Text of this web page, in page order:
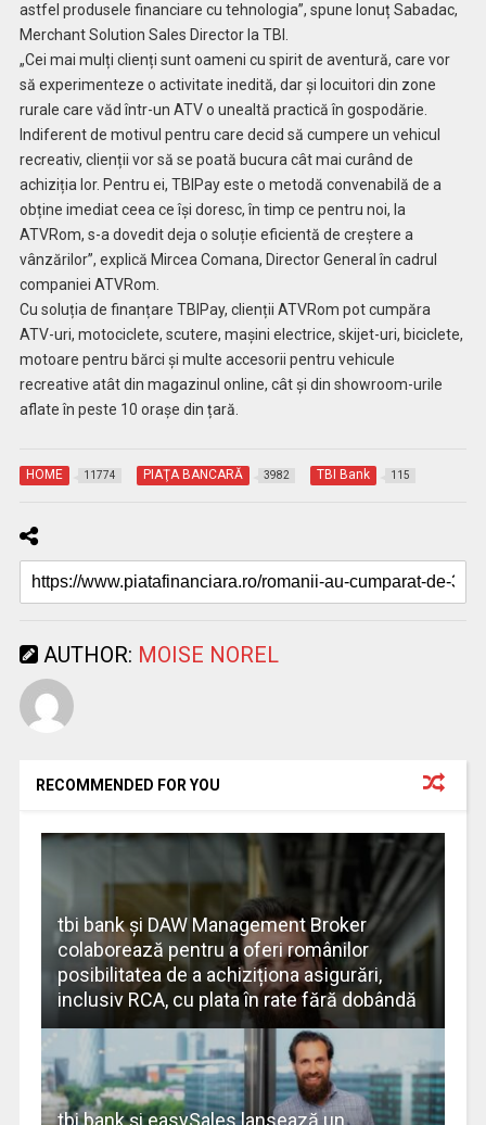
astfel produsele financiare cu tehnologia”, spune Ionuț Sabadac,
Merchant Solution Sales Director la TBI.
„Cei mai mulți clienți sunt oameni cu spirit de aventură, care vor
să experimenteze o activitate inedită, dar și locuitori din zone
rurale care văd într-un ATV o unealtă practică în gospodărie.
Indiferent de motivul pentru care decid să cumpere un vehicul
recreativ, clienții vor să se poată bucura cât mai curând de
achiziția lor. Pentru ei, TBIPay este o metodă convenabilă de a
obține imediat ceea ce își doresc, în timp ce pentru noi, la
ATVRom, s-a dovedit deja o soluție eficientă de creștere a
vânzărilor”, explică Mircea Comana, Director General în cadrul
companiei ATVRom.
Cu soluția de finanțare TBIPay, clienții ATVRom pot cumpăra
ATV-uri, motociclete, scutere, mașini electrice, skijet-uri, biciclete,
motoare pentru bărci și multe accesorii pentru vehicule
recreative atât din magazinul online, cât și din showroom-urile
aflate în peste 10 orașe din țară.
HOME 11774 PIAŢA BANCARĂ 3982 TBI Bank 115
AUTHOR: MOISE NOREL
RECOMMENDED FOR YOU
tbi bank și DAW Management Broker
colaborează pentru a oferi românilor
posibilitatea de a achiziționa asigurări,
inclusiv RCA, cu plata în rate fără dobândă
tbi bank și easySales lansează un